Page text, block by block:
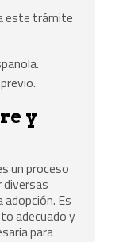
este trámite
y
un proceso
diversas
Es
adecuado y
para